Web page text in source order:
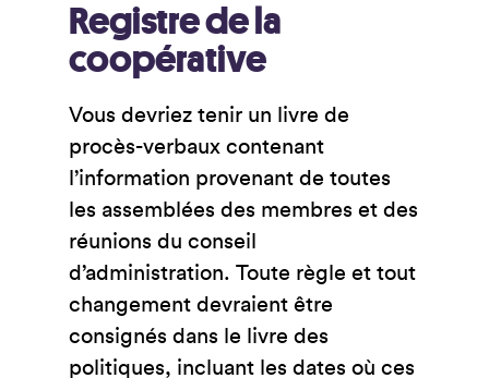
Registre de la
coopérative
Vous devriez tenir un livre de
procès-verbaux contenant
l’information provenant de toutes
les assemblées des membres et des
réunions du conseil
d’administration. Toute règle et tout
changement devraient être
consignés dans le livre des
politiques, incluant les dates où ces